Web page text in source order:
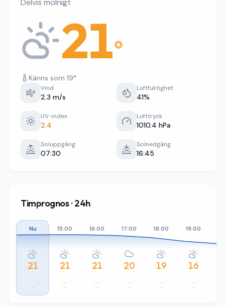
Delvis molnigt
21°
Känns som 19°
Vind
2.3 m/s
Luftfuktighet
41%
UV-index
2.4
Lufttryck
1010.4 hPa
Soluppgång
07:30
Solnedgång
16:45
Timprognos · 24h
Nu
21
–
15:00
21
–
16:00
21
–
17:00
20
–
18:00
19
–
19:00
16
–